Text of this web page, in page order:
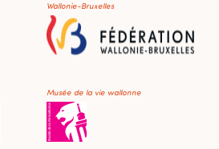
Wallonie-Bruxelles
Musée de la vie wallonne